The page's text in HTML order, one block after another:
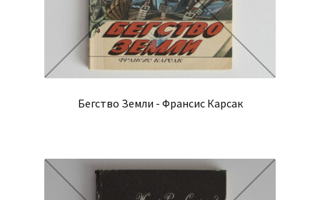
Бегство Земли - Франсис Карсак